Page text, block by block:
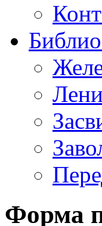
Форма